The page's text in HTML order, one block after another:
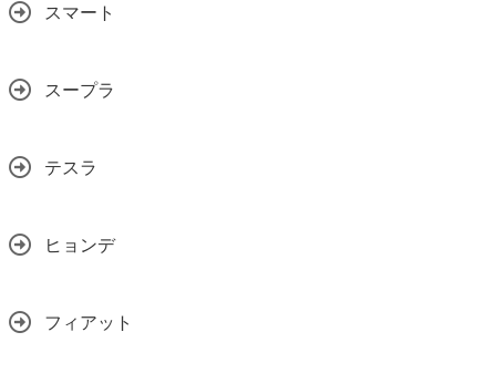
スマート
スープラ
テスラ
ヒョンデ
フィアット